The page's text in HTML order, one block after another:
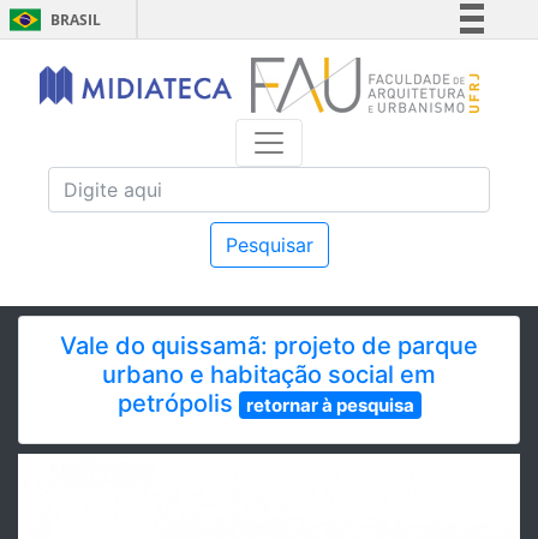
BRASIL
Simplifique!
Comunica BR
Acesso à informação
Pesquisar
Vale do quissamã: projeto de parque
urbano e habitação social em
petrópolis
retornar à pesquisa